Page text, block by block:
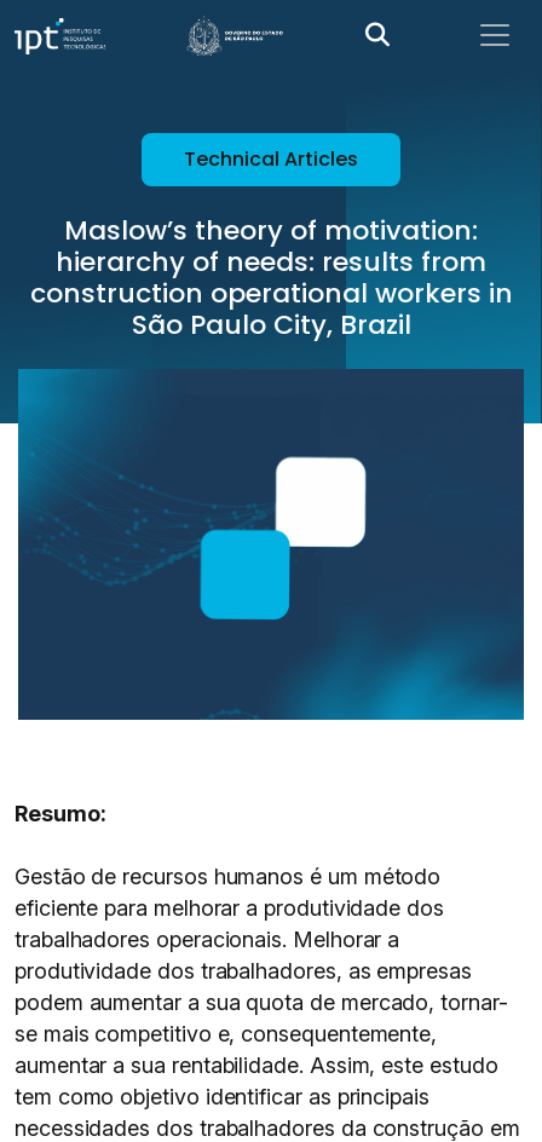
Technical Articles
Maslow’s theory of motivation:
hierarchy of needs: results from
construction operational workers in
São Paulo City, Brazil
Resumo:
Gestão de recursos humanos é um método
eficiente para melhorar a produtividade dos
trabalhadores operacionais. Melhorar a
produtividade dos trabalhadores, as empresas
podem aumentar a sua quota de mercado, tornar-
se mais competitivo e, consequentemente,
aumentar a sua rentabilidade. Assim, este estudo
tem como objetivo identificar as principais
necessidades dos trabalhadores da construção em